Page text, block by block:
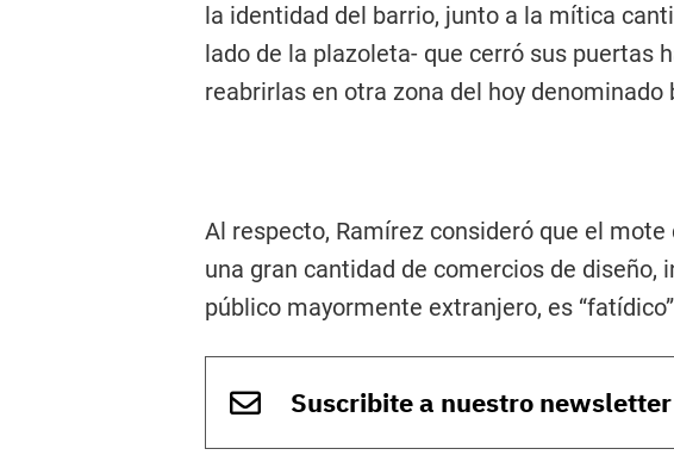
la identidad del barrio, junto a la mítica
lado de la plazoleta- que cerró sus puertas
reabrirlas en otra zona del hoy denominado
Al respecto, Ramírez consideró que el mote
una gran cantidad de comercios de diseño,
público mayormente extranjero, es
Suscribite a nuestro newsletter